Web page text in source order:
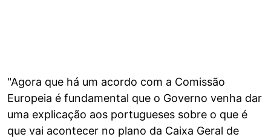
"Agora que há um acordo com a Comissão
Europeia é fundamental que o Governo venha dar
uma explicação aos portugueses sobre o que é
que vai acontecer no plano da Caixa Geral de